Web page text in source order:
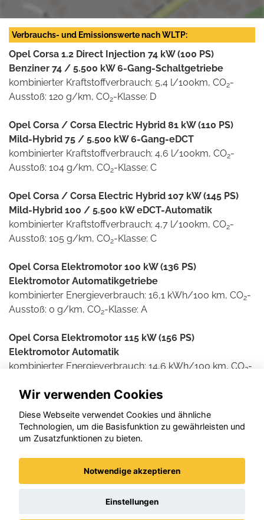
Verbrauchs- und Emissionswerte nach WLTP:
Opel Corsa 1.2 Direct Injection 74 kW (100 PS)
Benziner 74 / 5.500 kW 6-Gang-Schaltgetriebe
kombinierter Kraftstoffverbrauch: 5,4 l/100km, CO2-
Ausstoß: 120 g/km, CO2-Klasse: D
Opel Corsa / Corsa Electric Hybrid 81 kW (110 PS)
Mild-Hybrid 75 / 5.500 kW 6-Gang-eDCT
kombinierter Kraftstoffverbrauch: 4,6 l/100km, CO2-
Ausstoß: 104 g/km, CO2-Klasse: C
Opel Corsa / Corsa Electric Hybrid 107 kW (145 PS)
Mild-Hybrid 100 / 5.500 kW eDCT-Automatik
kombinierter Kraftstoffverbrauch: 4,7 l/100km, CO2-
Ausstoß: 105 g/km, CO2-Klasse: C
Opel Corsa Elektromotor 100 kW (136 PS)
Elektromotor Automatikgetriebe
kombinierter Energieverbrauch: 16,1 kWh/100 km, CO2-
Ausstoß: 0 g/km, CO2-Klasse: A
Opel Corsa Elektromotor 115 kW (156 PS)
Elektromotor Automatik
kombinierter Energieverbrauch: 14,6 kWh/100 km, CO2-
Stromverbrauch und den offiziellen spezifischen CO2-
Emissionen neuer Personenkraftwagen können dem
Emissionen neuer Personenkraftwagen' entnommen
werden, der an allen Verkaufsstellen und bei der DAT
Straße 1, D-73760 Ostfildern unentgeltlich erhältlich ist.
Wir verwenden Cookies
Diese Webseite verwendet Cookies und ähnliche
Technologien, um die Basisfunktion zu gewährleisten und
um Zusatzfunktionen zu bieten.
Notwendige akzeptieren
Einstellungen